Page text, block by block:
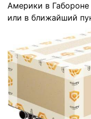
Америки в
или в ближайший